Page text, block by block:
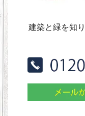
建築と緑を知